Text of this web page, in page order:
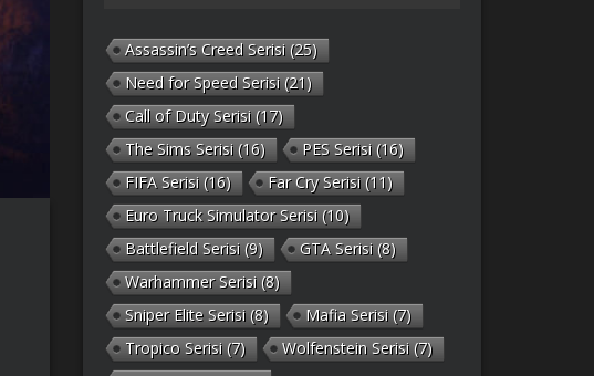
Assassin’s Creed Serisi (25)
Need for Speed Serisi (21)
Call of Duty Serisi (17)
The Sims Serisi (16) PES Serisi (16)
FIFA Serisi (16) Far Cry Serisi (11)
Euro Truck Simulator Serisi (10)
Battlefield Serisi (9) GTA Serisi (8)
Warhammer Serisi (8)
Sniper Elite Serisi (8) Mafia Serisi (7)
Tropico Serisi (7) Wolfenstein Serisi (7)